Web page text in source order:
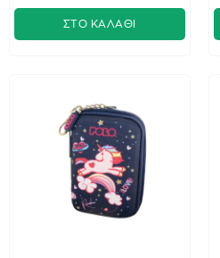
ΣΤΟ ΚΑΛΑΘΙ